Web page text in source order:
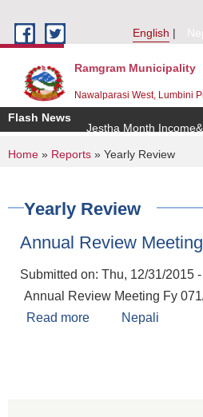
English
Ramgram Municipality
Nawalparasi West, Lumbini
Flash News
Jestha Month
You are here
Home » Reports » Yearly Review
Yearly Review
Annual Review
Submitted on: Thu, 12/31/2015
Annual Review Meeting Fy
Read more about Annual
Nepali